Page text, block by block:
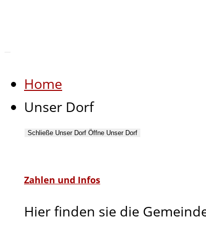
Home
Unser Dorf
Schließe Unser Dorf Öffne Unser Dorf
Zahlen und Infos
Hier finden sie die